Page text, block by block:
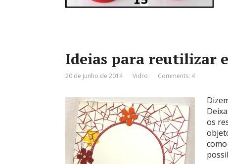
Ideias para reutilizar
20 de junho de 2014 Vidro Comments: 4
os